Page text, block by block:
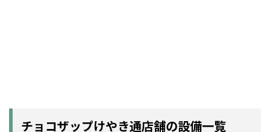
チョコザップけやき通店舗の設備一覧